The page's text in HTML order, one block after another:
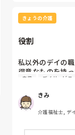
きょうの介護
役割
私以外のデイの
得意なものを持っ
介助で言えば、
今の私を振り返
虚しくなってき
自信 デイサービス
きみ
介護福祉士, デ